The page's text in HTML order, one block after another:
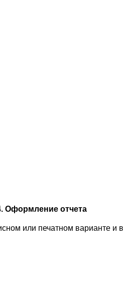
Оформление отчета
или печатном варианте